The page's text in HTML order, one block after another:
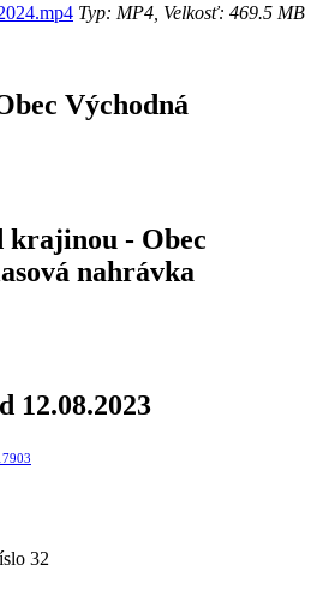
Typ: MP4, Velkosť: 469.5 MB
Východná
krajinou - Obec
nahrávka
12.08.2023
32